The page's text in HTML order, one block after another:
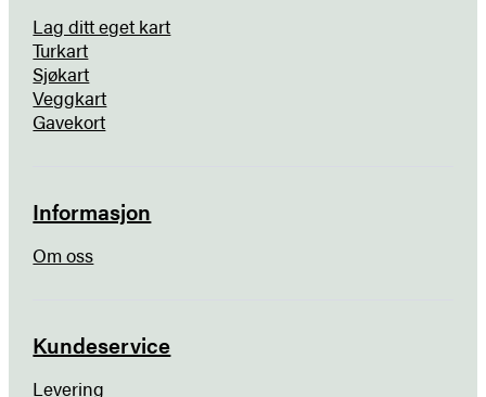
Lag ditt eget kart
Turkart
Sjøkart
Veggkart
Gavekort
Informasjon
Om oss
Kundeservice
Levering